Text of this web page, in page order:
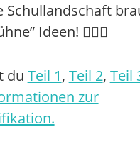
Schullandschaft
Ideen! 🤹🏻‍♀️
du Teil 1, Teil 2, Teil
zur